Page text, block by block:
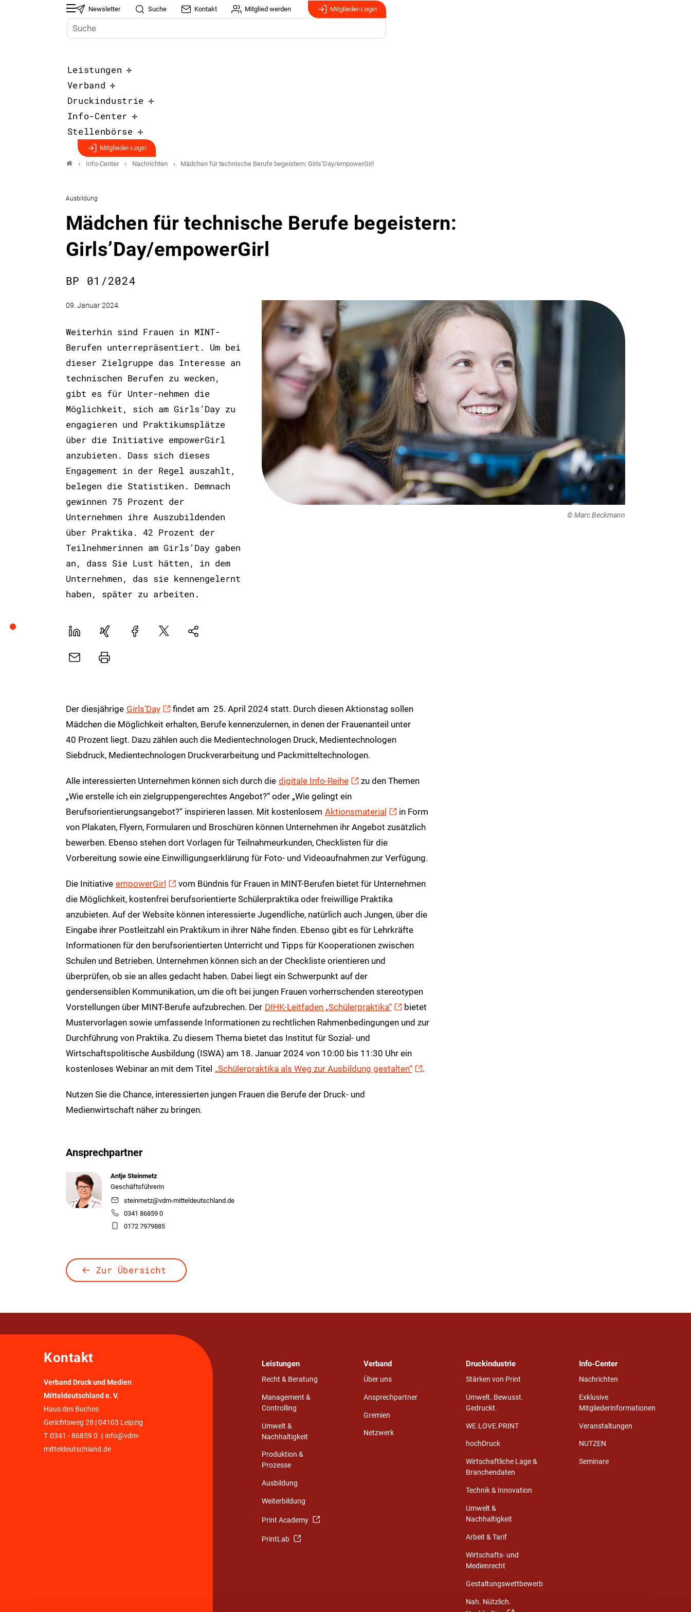
Newsletter Suche Kontakt Mitglied werden Mitglieder-Login
Leistungen
Verband
Druckindustrie
Info-Center
Stellenbörse
Mitglieder-Login
Info-Center Nachrichten Mädchen für technische Berufe begeistern: Girls’Day/empowerGirl
Ausbildung
Mädchen für technische Berufe begeistern:
Girls’Day/empowerGirl
BP 01/2024
09. Januar 2024
Weiterhin sind Frauen in MINT-
Berufen unterrepräsentiert. Um bei
dieser Zielgruppe das Interesse an
technischen Berufen zu wecken,
gibt es für Unter-nehmen die
Möglichkeit, sich am Girls’Day zu
engagieren und Praktikumsplätze
über die Initiative empowerGirl
anzubieten. Dass sich dieses
Engagement in der Regel auszahlt,
belegen die Statistiken. Demnach
gewinnen 75 Prozent der
Unternehmen ihre Auszubildenden
über Praktika. 42 Prozent der
Teilnehmerinnen am Girls’Day gaben
an, dass Sie Lust hätten, in dem
Unternehmen, das sie kennengelernt
haben, später zu arbeiten.
LinekdInXing FacebookPlattformNatives
E-
Drucker
© Marc Beckmann
Der diesjährige Girls‘Day
findet am 25. April 2024 statt. Durch diesen Aktionstag sollen
Mädchen die Möglichkeit erhalten, Berufe kennenzulernen, in denen der Frauenanteil unter
40 Prozent liegt. Dazu zählen auch die Medientechnologen Druck, Medientechnologen
Siebdruck, Medientechnologen Druckverarbeitung und Packmitteltechnologen.
Alle interessierten Unternehmen können sich durch die digitale Info-Reihe
zu den Themen
„Wie erstelle ich ein zielgruppengerechtes Angebot?“ oder „Wie gelingt ein
Berufsorientierungsangebot?“ inspirieren lassen. Mit kostenlosem Aktionsmaterial
in Form
von Plakaten, Flyern, Formularen und Broschüren können Unternehmen ihr Angebot zusätzlich
bewerben. Ebenso stehen dort Vorlagen für Teilnahmeurkunden, Checklisten für die
Vorbereitung sowie eine Einwilligungserklärung für Foto- und Videoaufnahmen zur Verfügung.
Die Initiative empowerGirl
vom Bündnis für Frauen in MINT-Berufen bietet für Unternehmen
die Möglichkeit, kostenfrei berufsorientierte Schülerpraktika oder freiwillige Praktika
anzubieten. Auf der Website können interessierte Jugendliche, natürlich auch Jungen, über die
Eingabe ihrer Postleitzahl ein Praktikum in ihrer Nähe finden. Ebenso gibt es für Lehrkräfte
Informationen für den berufsorientierten Unterricht und Tipps für Kooperationen zwischen
Schulen und Betrieben. Unternehmen können sich an der Checkliste orientieren und
überprüfen, ob sie an alles gedacht haben. Dabei liegt ein Schwerpunkt auf der
gendersensiblen Kommunikation, um die oft bei jungen Frauen vorherrschenden stereotypen
Vorstellungen über MINT-Berufe aufzubrechen. Der DIHK-Leitfaden „Schülerpraktika“
bietet
Mustervorlagen sowie umfassende Informationen zu rechtlichen Rahmenbedingungen und zur
Durchführung von Praktika. Zu diesem Thema bietet das Institut für Sozial- und
Wirtschaftspolitische Ausbildung (ISWA) am 18. Januar 2024 von 10:00 bis 11:30 Uhr ein
kostenloses Webinar an mit dem Titel „Schülerpraktika als Weg zur Ausbildung gestalten“ .
Nutzen Sie die Chance, interessierten jungen Frauen die Berufe der Druck- und
Medienwirtschaft näher zu bringen.
Ansprechpartner
Antje Steinmetz
Geschäftsführerin
steinmetz@vdm-mitteldeutschland.de
0341 86859 0
0172 7979885
Zur Übersicht
Kontakt
Verband Druck und Medien
Mitteldeutschland e. V.
Haus des Buches
Gerichtsweg 28 | 04103 Leipzig
T 0341 - 86859 0 | info@vdm-
mitteldeutschland.de
Leistungen
Recht & Beratung
Management &
Controlling
Umwelt &
Nachhaltigkeit
Produktion &
Prozesse
Ausbildung
Weiterbildung
Print Academy
PrintLab
Verband
Über uns
Ansprechpartner
Gremien
Netzwerk
Druckindustrie
Stärken von Print
Umwelt. Bewusst.
Gedruckt.
WE.LOVE.PRINT
hochDruck
Wirtschaftliche Lage &
Branchendaten
Technik & Innovation
Umwelt &
Nachhaltigkeit
Arbeit & Tarif
Wirtschafts- und
Medienrecht
Gestaltungswettbewerb
Nah. Nützlich.
Info-Center
Nachrichten
Exklusive
Mitgliederinformationen
Veranstaltungen
NUTZEN
Seminare